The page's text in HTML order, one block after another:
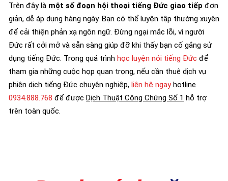
Trên đây là một số đoạn hội thoại tiếng Đức giao tiếp đơn
giản, dễ áp dụng hàng ngày. Bạn có thể luyện tập thường xuyên
để cải thiện phản xạ ngôn ngữ. Đừng ngại mắc lỗi, vì người
Đức rất cởi mở và sẵn sàng giúp đỡ khi thấy bạn cố gắng sử
dụng tiếng Đức. Trong quá trình học luyện nói tiếng Đức để
tham gia những cuộc họp quan trọng, nếu cần thuê dịch vụ
phiên dịch tiếng Đức chuyên nghiệp, liên hệ ngayhotline
0934.888.768 để được Dịch Thuật Công Chứng Số 1 hỗ trợ
trên toàn quốc.